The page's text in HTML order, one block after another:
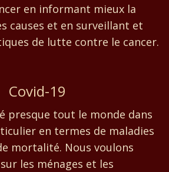
en informant mieux la
causes et en surveillant et
de lutte contre le cancer.
Covid-19
presque tout le monde dans
en termes de maladies
mortalité. Nous voulons
les ménages et les